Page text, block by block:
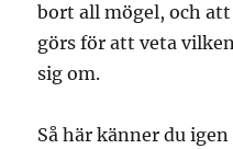
bort all mögel, och
görs för att veta
sig om.
Så här känner du